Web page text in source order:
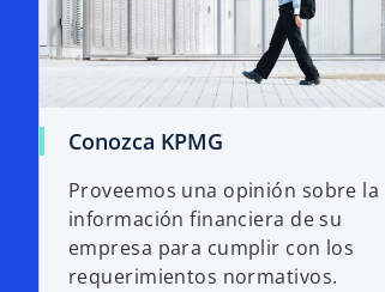
Conozca KPMG
Proveemos una opinión sobre la
información financiera de su
empresa para cumplir con los
requerimientos normativos.